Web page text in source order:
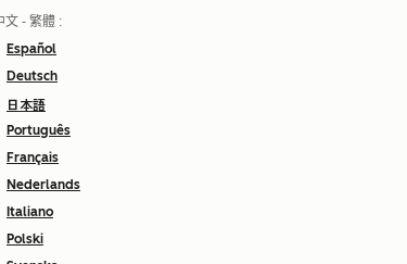
文 - 繁體 :
Español
Deutsch
日本語
Português
Français
Nederlands
Italiano
Polski